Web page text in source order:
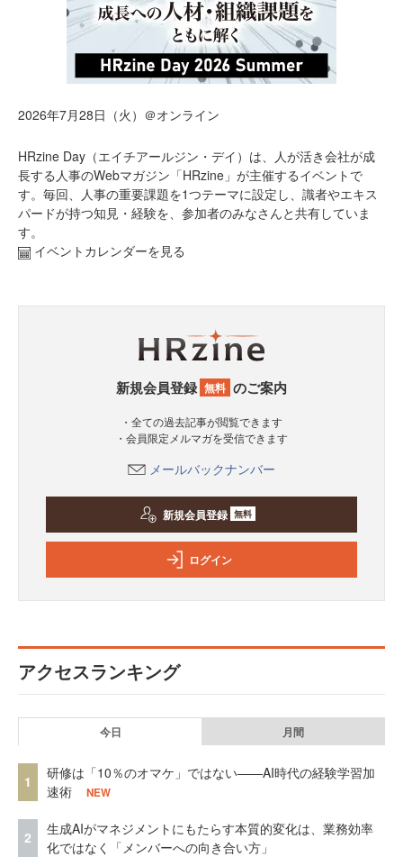
2026年7月28日（火）＠オンライン
HRzine Day（エイチアールジン・デイ）は、人が活き会社が成
長する人事のWebマガジン「HRzine」が主催するイベントで
す。毎回、人事の重要課題を1つテーマに設定し、識者やエキス
パードが持つ知見・経験を、参加者のみなさんと共有していま
す。
イベントカレンダーを見る
新規会員登録 無料 のご案内
・全ての過去記事が閲覧できます
・会員限定メルマガを受信できます
メールバックナンバー
新規会員登録 無料
ログイン
アクセスランキング
今日 月間
1
研修は「10％のオマケ」ではない——AI時代の経験学習加
速術
NEW
2
生成AIがマネジメントにもたらす本質的変化は、業務効率
化ではなく「メンバーへの向き合い方」